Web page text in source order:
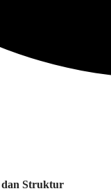
dan Struktur